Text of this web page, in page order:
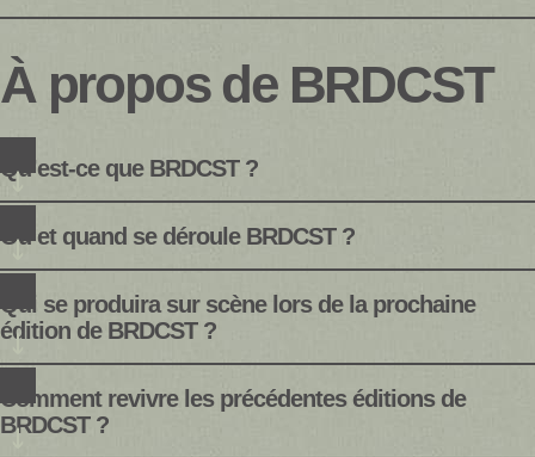
À propos de BRDCST
Qu’est-ce que BRDCST ?
Où et quand se déroule BRDCST ?
Qui se produira sur scène lors de la prochaine
édition de BRDCST ?
Comment revivre les précédentes éditions de
BRDCST ?